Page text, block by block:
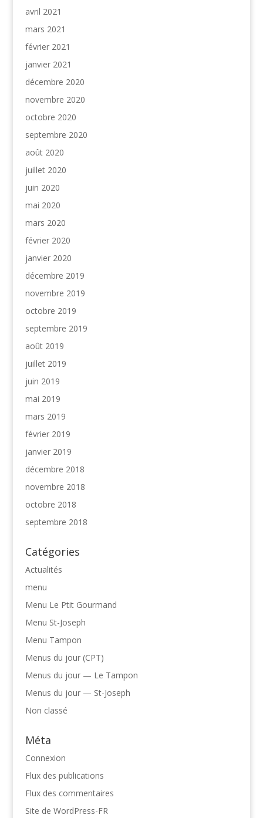
avril 2021
mars 2021
février 2021
janvier 2021
décembre 2020
novembre 2020
octobre 2020
septembre 2020
août 2020
juillet 2020
juin 2020
mai 2020
mars 2020
février 2020
janvier 2020
décembre 2019
novembre 2019
octobre 2019
septembre 2019
août 2019
juillet 2019
juin 2019
mai 2019
mars 2019
février 2019
janvier 2019
décembre 2018
novembre 2018
octobre 2018
septembre 2018
Catégories
Actualités
menu
Menu Le Ptit Gourmand
Menu St-Joseph
Menu Tampon
Menus du jour (CPT)
Menus du jour — Le Tampon
Menus du jour — St-Joseph
Non classé
Méta
Connexion
Flux des publications
Flux des commentaires
Site de WordPress-FR